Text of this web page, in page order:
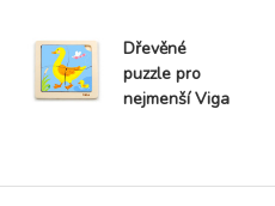
Dřevěné
puzzle pro
nejmenší Viga